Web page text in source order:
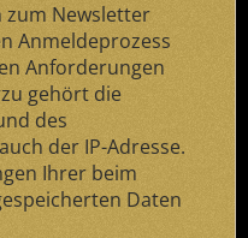
zum Newsletter
Anmeldeprozess
Anforderungen
gehört die
des
der IP-Adresse.
Ihrer beim
Daten